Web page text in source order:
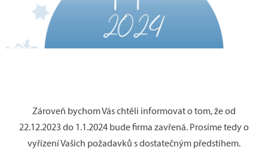
Zároveň bychom Vás chtěli informovat o tom, že od
22.12.2023 do 1.1.2024 bude firma zavřená. Prosíme tedy o
vyřízení Vašich požadavků s dostatečným předstihem.